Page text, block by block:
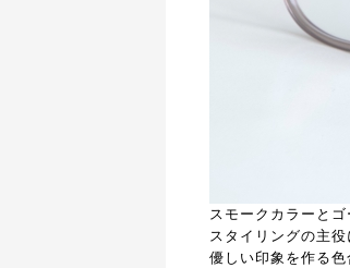
スモークカラーと
スタイリングの主
優しい印象を作る色